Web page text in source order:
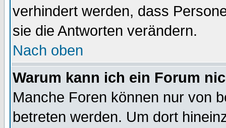
verhindert werden, dass
sie die Antworten verändern.
Nach oben
Warum kann ich ein Forum
Manche Foren können nur von
betreten werden. Um dort